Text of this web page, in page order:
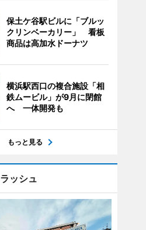
保土ケ谷駅ビルに「ブルッ
クリンベーカリー」 看板
商品は高加水ドーナツ
横浜駅西口の複合施設「相
鉄ムービル」が9月に閉館
へ 一体開発も
もっと見る
ッシュ